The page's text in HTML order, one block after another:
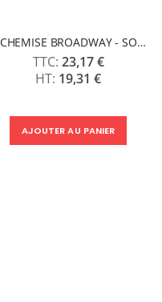
1 CHEMISE BROADWAY - SOLS
23,17 €
19,31 €
AJOUTER AU PANIER